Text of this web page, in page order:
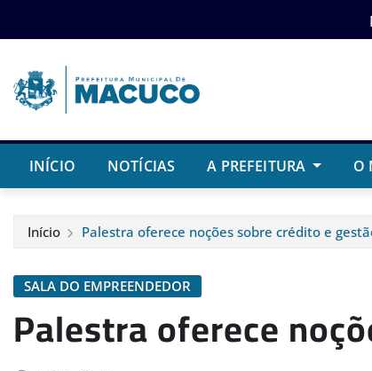
to
INÍCIO NOTÍCIAS A PREFEITURA O
Início Palestra oferece noções sobre crédito e
SALA DO EMPREENDEDOR
Palestra oferece